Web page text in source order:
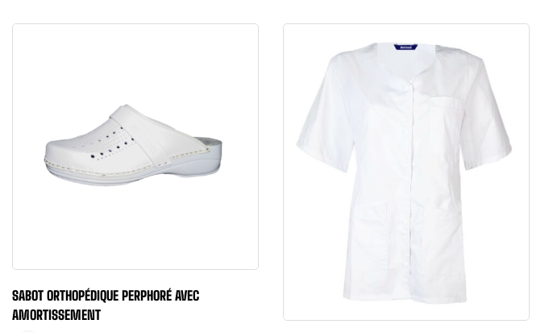
SABOT ORTHOPÉDIQUE PERPHORÉ AVEC
AMORTISSEMENT